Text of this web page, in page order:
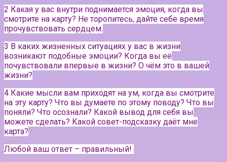
2 Какая у вас внутри поднимается эмоция, когда вы
смотрите на карту? Не торопитесь, дайте себе время
прочувствовать сердцем.
3 В каких жизненных ситуациях у вас в жизни
возникают подобные эмоции? Когда вы её
почувствовали впервые в жизни? О чём это в вашей
жизни?
4 Какие мысли вам приходят на ум, когда вы смотрите
на эту карту? Что вы думаете по этому поводу? Что вы
поняли? Что осознали? Какой вывод для себя вы
можете сделать? Какой совет-подсказку даёт мне
карта?
Любой ваш ответ – правильный!